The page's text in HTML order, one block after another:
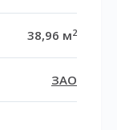
38,96 м2
ЗАО